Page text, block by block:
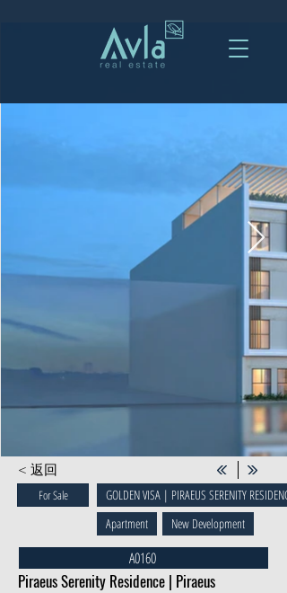
< 返回
For Sale
GOLDEN VISA | PIRAEUS SERENITY RESIDENCE
Apartment
New Development
A0160
Piraeus Serenity Residence | Piraeus